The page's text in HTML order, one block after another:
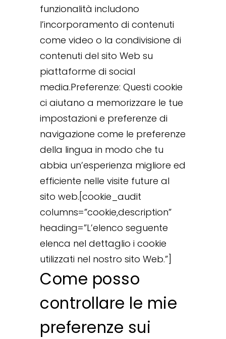
funzionalità includono
l’incorporamento di contenuti
come video o la condivisione di
contenuti del sito Web su
piattaforme di social
media.Preferenze: Questi cookie
ci aiutano a memorizzare le tue
impostazioni e preferenze di
navigazione come le preferenze
della lingua in modo che tu
abbia un’esperienza migliore ed
efficiente nelle visite future al
sito web.[cookie_audit
columns=”cookie,description”
heading=”L’elenco seguente
elenca nel dettaglio i cookie
utilizzati nel nostro sito Web.”]
Come posso
controllare le mie
preferenze sui